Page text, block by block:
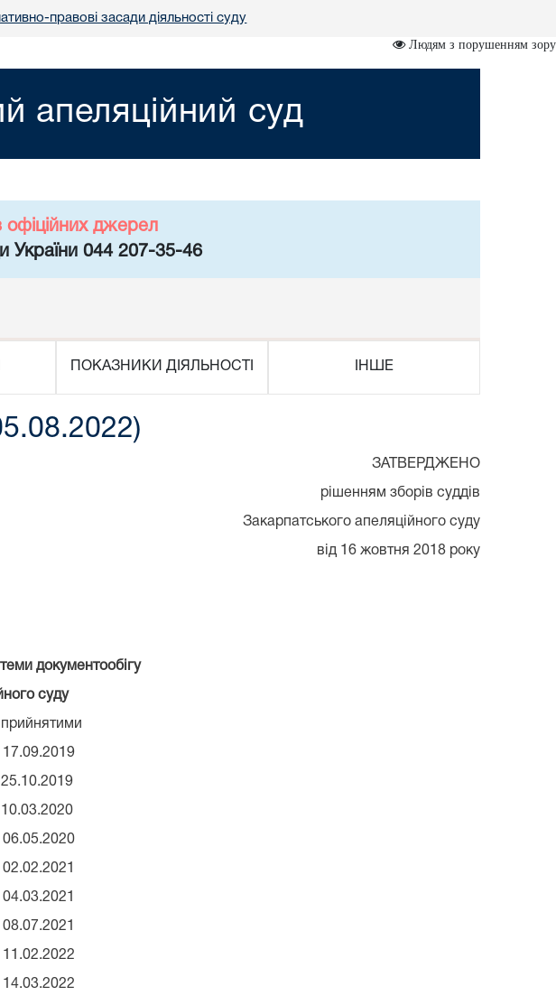
правові засади діяльності суду
Людям з порушенням зору
апеляційний суд
джерел
України 044 207-35-46
ПОКАЗНИКИ ДІЯЛЬНОСТІ ІНШЕ
ЗАТВЕРДЖЕНО
рішенням зборів суддів
Закарпатського апеляційного суду
від 16 жовтня 2018 року
документообігу
суду
прийнятими
17.09.2019
25.10.2019
10.03.2020
06.05.2020
02.02.2021
04.03.2021
08.07.2021
11.02.2022
14.03.2022